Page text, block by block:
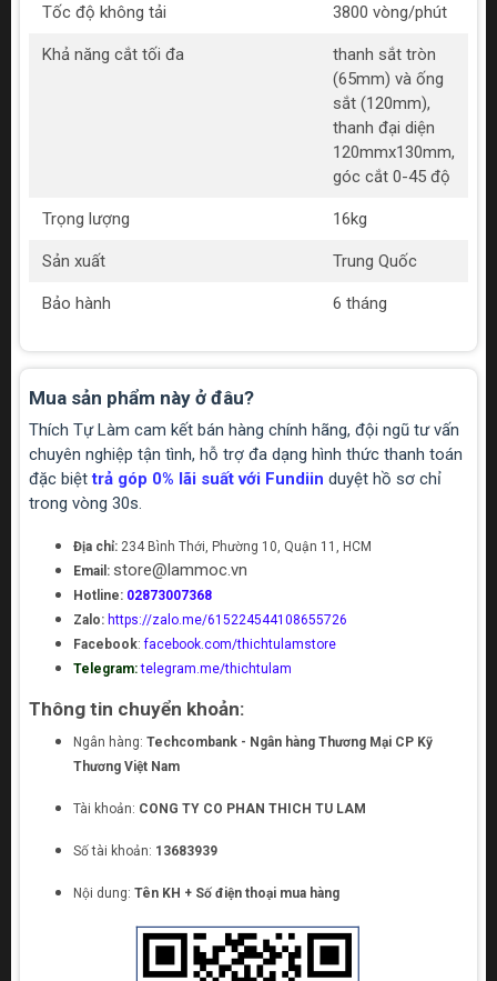
Tốc độ không tải 3800 vòng/phút
Khả năng cắt tối đa
thanh sắt tròn
(65mm) và ống
sắt (120mm),
thanh đại diện
120mmx130mm,
góc cắt 0-45 độ
Trọng lượng 16kg
Sản xuất Trung Quốc
Bảo hành 6 tháng
Mua sản phẩm này ở đâu?
Thích Tự Làm cam kết bán hàng chính hãng, đội ngũ tư vấn
chuyên nghiệp tận tình, hỗ trợ đa dạng hình thức thanh toán
đặc biệttrả góp 0% lãi suất với Fundiin duyệt hồ sơ chỉ
trong vòng 30s.
Địa chỉ: 234 Bình Thới, Phường 10, Quận 11, HCM
Email: store@lammoc.vn
Hotline: 02873007368
Zalo: https://zalo.me/615224544108655726
Facebook:facebook.com/thichtulamstore
Telegram: telegram.me/thichtulam
Thông tin chuyển khoản:
Ngân hàng: Techcombank - Ngân hàng Thương Mại CP Kỹ
Thương Việt Nam
Tài khoản: CONG TY CO PHAN THICH TU LAM
Số tài khoản: 13683939
Nội dung: Tên KH + Số điện thoại mua hàng